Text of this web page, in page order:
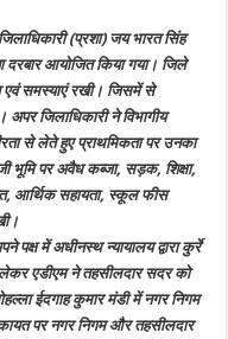
का
मौके
पर
ही
किया
समाधान
(प्रशा) जय भारत सिंह
दरबार आयोजित किया गया। जिले
एवं समस्याएं रखी। जिसमें से
जिलाधिकारी ने विभागीय
से लेते हुए प्राथमिकता पर उनका
भूमि पर अवैध कब्जा, सड़क, शिक्षा,
आर्थिक सहायता, स्कूल फीस
पक्ष में अधीनस्थ न्यायालय द्वारा कुर्रे
एडीएम ने तहसीलदार सदर को
ईदगाह कुमार मंडी में नगर निगम
पर नगर निगम और तहसीलदार